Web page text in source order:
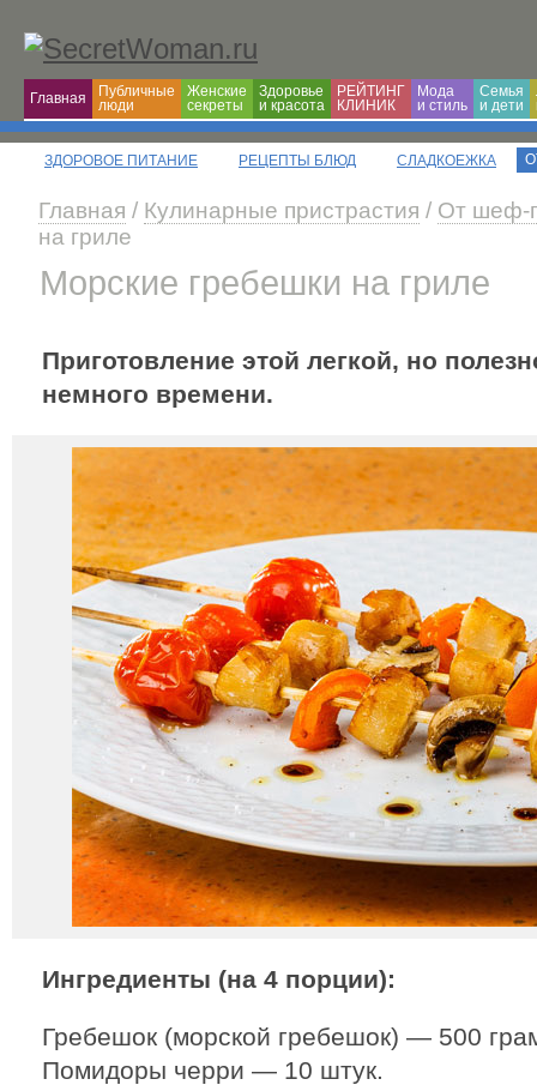
Главная
Публичные
люди
Женские
секреты
Здоровье
и красота
РЕЙТИНГ
КЛИНИК
Мода
и cтиль
Семья
и дети
ЗДОРОВОЕ ПИТАНИЕ РЕЦЕПТЫ БЛЮД СЛАДКОЕЖКА
Главная / Кулинарные пристрастия / От шеф-
на гриле
Морские гребешки на гриле
Приготовление этой легкой, но
немного времени.
Ингредиенты (на 4 порции):
Гребешок (морской гребешок) — 500
Помидоры черри — 10 штук.